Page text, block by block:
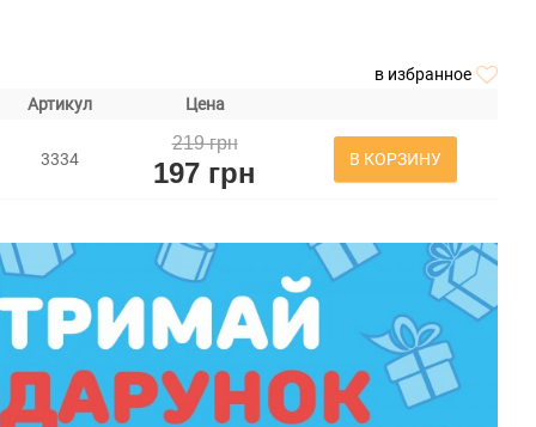
в избранное
Артикул
Цена
3334
219 грн
197 грн В КОРЗИНУ